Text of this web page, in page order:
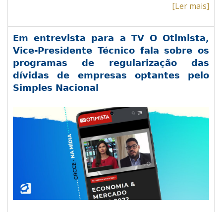
[Ler mais]
Em entrevista para a TV O Otimista,
Vice-Presidente Técnico fala sobre os
programas de regularização das
dívidas de empresas optantes pelo
Simples Nacional